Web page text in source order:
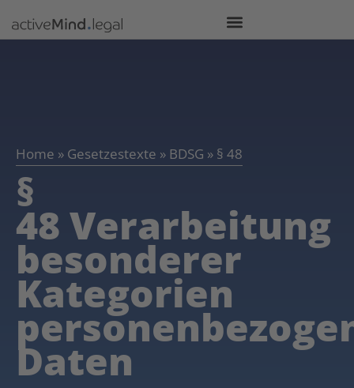
Home » Gesetzestexte » BDSG » § 48
§
48 Verarbeitung
besonderer
Kategorien
Daten